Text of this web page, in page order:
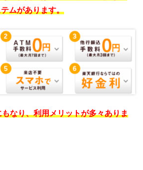
ムがあります。
なり、利用メリットが多々ありま